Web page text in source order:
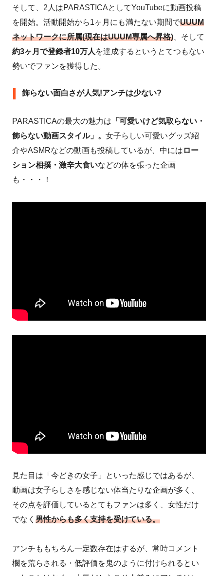
そして、2人はPARASTICAとしてYouTubeに動画投稿
を開始。活動開始から1ヶ月にも満たない期間でUUUM
ネットワークに所属(現在はUUUM専属へ昇格) 、そして
約3ヶ月で登録者10万人 を達成するというとてつもない
勢いでファンを獲得した。
飾らない面白さが人気!アンチは少ない?
PARASTICAの最大の魅力は 「可愛いけど気取らない・
飾らない動画スタイル」。 女子らしい可愛いグッズ紹
介やASMRなどの動画も投稿しているが、中には ロー
ション相撲・激辛大食いなどの体を張った企画
も・・・！
見た目は「今どきの女子」といった感じではあるが、
動画は女子らしさを感じない体当たりな企画が多く、
その点を評価しているとてもファンは多く、女性だけ
でなく 男性からも多く支持を受けている。
アンチももちろん一定数存在はするが、常時コメント
欄を荒らされる・低評価を鬼のように付けられるとい